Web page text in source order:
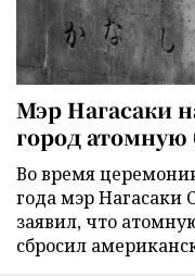
Мэр Нагасаки
город атомную
Во время
года мэр Нагасаки
заявил, что
сбросил